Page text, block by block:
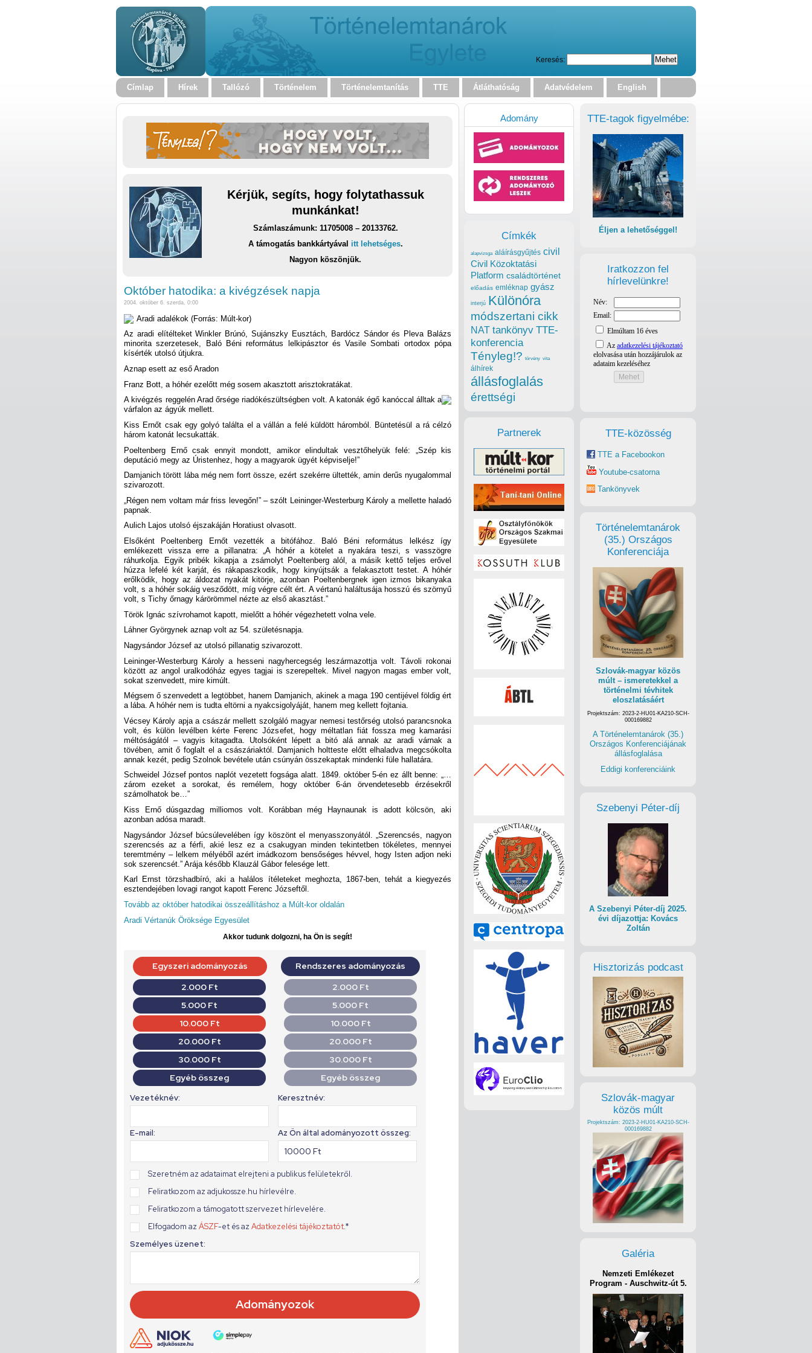
Keresés:
Címlap Hírek Tallózó Történelem Történelemtanítás TTE Átláthatóság Adatvédelem English
Kérjük, segíts, hogy folytathassuk
munkánkat!
Számlaszámunk: 11705008 – 20133762.
A támogatás bankkártyával itt lehetséges.
Nagyon köszönjük.
Október hatodika: a kivégzések napja
2004. október 6. szerda, 0:00
Aradi adalékok (Forrás: Múlt-kor)
Az aradi elítélteket Winkler Brúnó, Sujánszky Eusztách, Bardócz Sándor és Pleva Balázs
minorita szerzetesek, Baló Béni református lelkipásztor és Vasile Sombati ortodox pópa
kísérték utolsó útjukra.
Aznap esett az eső Aradon
Franz Bott, a hóhér ezelőtt még sosem akasztott arisztokratákat.
A kivégzés reggelén Arad őrsége riadókészültségben volt. A katonák égő kanóccal álltak a
várfalon az ágyúk mellett.
Kiss Ernőt csak egy golyó találta el a vállán a felé küldött háromból. Büntetésül a rá célzó
három katonát lecsukatták.
Poeltenberg Ernő csak ennyit mondott, amikor elindultak vesztőhelyük felé: „Szép kis
deputáció megy az Úristenhez, hogy a magyarok ügyét képviselje!”
Damjanich törött lába még nem forrt össze, ezért szekérre ültették, amin derűs nyugalommal
szivarozott.
„Régen nem voltam már friss levegőn!” – szólt Leininger-Westerburg Károly a mellette haladó
papnak.
Aulich Lajos utolsó éjszakáján Horatiust olvasott.
Elsőként Poeltenberg Ernőt vezették a bitófához. Baló Béni református lelkész így
emlékezett vissza erre a pillanatra: „A hóhér a kötelet a nyakára teszi, s vasszögre
ráhurkolja. Egyik pribék kikapja a zsámolyt Poeltenberg alól, a másik kettő teljes erővel
húzza lefelé két karját, és rákapaszkodik, hogy kinyújtsák a felakasztott testet. A hóhér
erőlködik, hogy az áldozat nyakát kitörje, azonban Poeltenbergnek igen izmos bikanyaka
volt, s a hóhér sokáig vesződött, míg végre célt ért. A vértanú haláltusája hosszú és szörnyű
volt, s Tichy őrnagy kárörömmel nézte az első akasztást.”
Török Ignác szívrohamot kapott, mielőtt a hóhér végezhetett volna vele.
Láhner Györgynek aznap volt az 54. születésnapja.
Nagysándor József az utolsó pillanatig szivarozott.
Leininger-Westerburg Károly a hesseni nagyhercegség leszármazottja volt. Távoli rokonai
között az angol uralkodóház egyes tagjai is szerepeltek. Mivel nagyon magas ember volt,
sokat szenvedett, mire kimúlt.
Mégsem ő szenvedett a legtöbbet, hanem Damjanich, akinek a maga 190 centijével földig ért
a lába. A hóhér nem is tudta eltörni a nyakcsigolyáját, hanem meg kellett fojtania.
Vécsey Károly apja a császár mellett szolgáló magyar nemesi testőrség utolsó parancsnoka
volt, és külön levélben kérte Ferenc Józsefet, hogy méltatlan fiát fossza meg kamarási
méltóságától – vagyis kitagadta. Utolsóként lépett a bitó alá annak az aradi várnak a
tövében, amit ő foglalt el a császáriaktól. Damjanich holtteste előtt elhaladva megcsókolta
annak kezét, pedig Szolnok bevétele után csúnyán összekaptak mindenki füle hallatára.
Schweidel József pontos naplót vezetett fogsága alatt. 1849. október 5-én ez állt benne: „…
zárom ezeket a sorokat, és remélem, hogy október 6-án örvendetesebb érzésekről
számolhatok be…”
Kiss Ernő dúsgazdag milliomos volt. Korábban még Haynaunak is adott kölcsön, aki
azonban adósa maradt.
Nagysándor József búcsúlevelében így köszönt el menyasszonyától. „Szerencsés, nagyon
szerencsés az a férfi, akié lesz ez a csakugyan minden tekintetben tökéletes, mennyei
teremtmény – lelkem mélyéből azért imádkozom bensőséges hévvel, hogy Isten adjon neki
sok szerencsét.” Arája később Klauzál Gábor felesége lett.
Karl Ernst törzshadbíró, aki a halálos ítéleteket meghozta, 1867-ben, tehát a kiegyezés
esztendejében lovagi rangot kapott Ferenc Józseftől.
Tovább az október hatodikai összeállításhoz a Múlt-kor oldalán
Aradi Vértanúk Öröksége Egyesület
Akkor tudunk dolgozni, ha Ön is segít!
TTE-tagok figyelmébe:
Éljen a lehetőséggel!
Iratkozzon fel
hírlevelünkre!
TTE-közösség
TTE a Facebookon
Youtube-csatorna
Tankönyvek
Történelemtanárok
(35.) Országos
Konferenciája
Szlovák-magyar közös
múlt – ismeretekkel a
történelmi tévhitek
eloszlatásáért
Projektszám: 2023-2-HU01-KA210-SCH-
000169882
A Történelemtanárok (35.)
Országos Konferenciájának
állásfoglalása
Eddigi konferenciáink
Szebenyi Péter-díj
A Szebenyi Péter-díj 2025.
évi díjazottja: Kovács
Zoltán
Hisztorizás podcast
Szlovák-magyar
közös múlt
Projektszám: 2023-2-HU01-KA210-SCH-
000169882
Galéria
Nemzeti Emlékezet
Program - Auschwitz-út 5.
Adomány
Címkék
alapvizsga aláírásgyűjtés civil
Civil Közoktatási
Platform családtörténet
előadás emléknap gyász
interjú Különóra
módszertani cikk
NAT tankönyv TTE-
konferencia
Tényleg!? törvény vita
álhírek
állásfoglalás
érettségi
Partnerek